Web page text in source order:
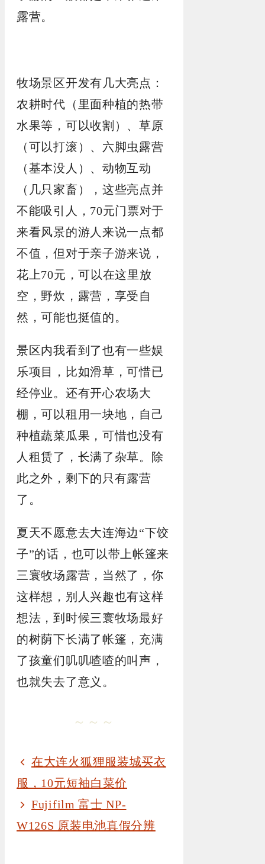
露营。
牧场景区开发有几大亮点：
农耕时代（里面种植的热带
水果等，可以收割）、草原
（可以打滚）、六脚虫露营
（基本没人）、动物互动
（几只家畜），这些亮点并
不能吸引人，70元门票对于
来看风景的游人来说一点都
不值，但对于亲子游来说，
花上70元，可以在这里放
空，野炊，露营，享受自
然，可能也挺值的。
景区内我看到了也有一些娱
乐项目，比如滑草，可惜已
经停业。还有开心农场大
棚，可以租用一块地，自己
种植蔬菜瓜果，可惜也没有
人租赁了，长满了杂草。除
此之外，剩下的只有露营
了。
夏天不愿意去大连海边“下饺
子”的话，也可以带上帐篷来
三寰牧场露营，当然了，你
这样想，别人兴趣也有这样
想法，到时候三寰牧场最好
的树荫下长满了帐篷，充满
了孩童们叽叽喳喳的叫声，
也就失去了意义。
～～～
在大连火狐狸服装城买衣
服，10元短袖白菜价
Fujifilm 富士 NP-
W126S 原装电池真假分辨